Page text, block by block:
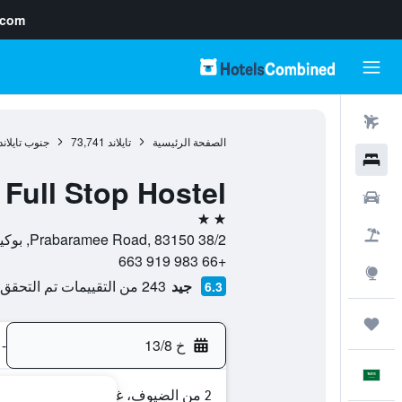
الصفحة الرئيسية تايلاند 73,741 جنوب تايلاند
Full Stop Hostel
2 نجمتين
38/2 Prabaramee Road, 83150, بوكيت تاون, مقاطعة بوكيت, تايلاند
+66 983 919 663
6.3 جيد 243 من التقييمات تم التحقق منها
خ 13/8 -
2 من الضيوف، غرفة واحدة